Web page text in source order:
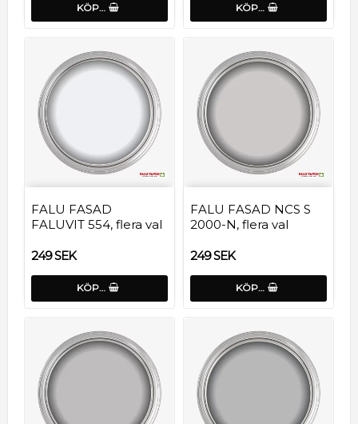
KÖP… KÖP…
FALU FASAD
FALUVIT 554, flera val
249 SEK
KÖP…
FALU FASAD NCS S
2000-N, flera val
249 SEK
KÖP…